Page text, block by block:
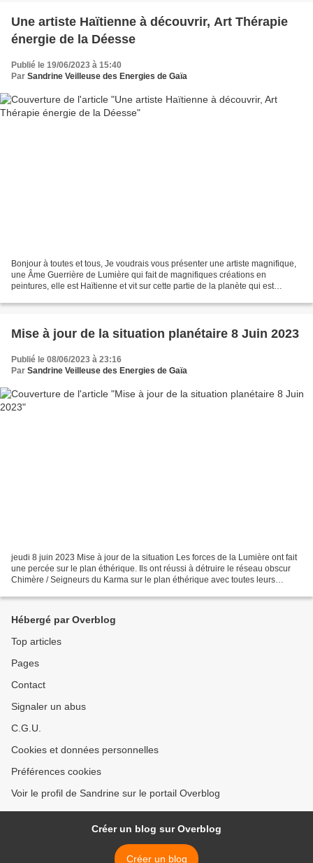
Une artiste Haïtienne à découvrir, Art Thérapie
énergie de la Déesse
Publié le 19/06/2023 à 15:40
Par Sandrine Veilleuse des Energies de Gaïa
Bonjour à toutes et tous, Je voudrais vous présenter une artiste magnifique,
une Âme Guerrière de Lumière qui fait de magnifiques créations en
peintures, elle est Haïtienne et vit sur cette partie de la planète qui est
Mise à jour de la situation planétaire 8 Juin 2023
Publié le 08/06/2023 à 23:16
Par Sandrine Veilleuse des Energies de Gaïa
jeudi 8 juin 2023 Mise à jour de la situation Les forces de la Lumière ont fait
une percée sur le plan éthérique. Ils ont réussi à détruire le réseau obscur
Chimère / Seigneurs du Karma sur le plan éthérique avec toutes leurs
Hébergé par Overblog
Top articles
Pages
Contact
Signaler un abus
C.G.U.
Cookies et données personnelles
Préférences cookies
Voir le profil de Sandrine sur le portail Overblog
Créer un blog sur Overblog
Créer un blog